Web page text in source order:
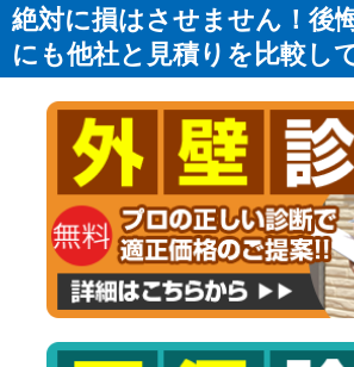
絶対に損はさせません！後
にも他社と見積りを比較し